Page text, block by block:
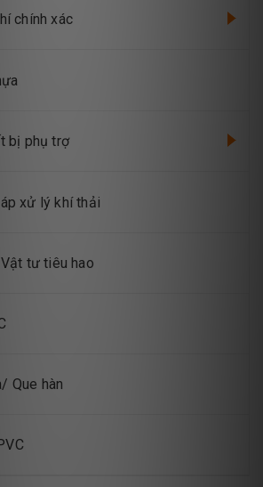
chính xác
bị phụ trợ
xử lý khí thải
tư tiêu hao
Que hàn